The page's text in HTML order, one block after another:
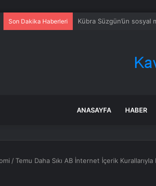
Son Dakika Haberleri Adıyaman’da Kurban
ANASAYFA HABER
/Temu Daha Sıkı AB İnternet İçerik